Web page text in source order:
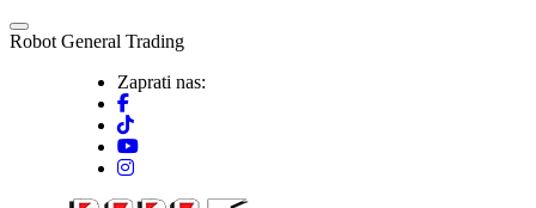
Skip
to
Robot General Trading
Zaprati nas: